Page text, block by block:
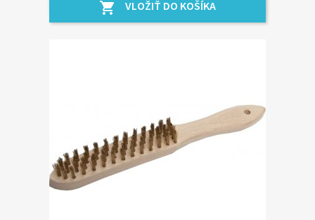
shopping_cart VLOŽIŤ DO KOŠÍKA